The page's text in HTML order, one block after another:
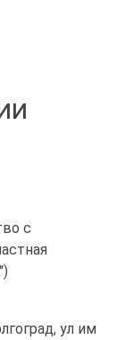
с
ул им